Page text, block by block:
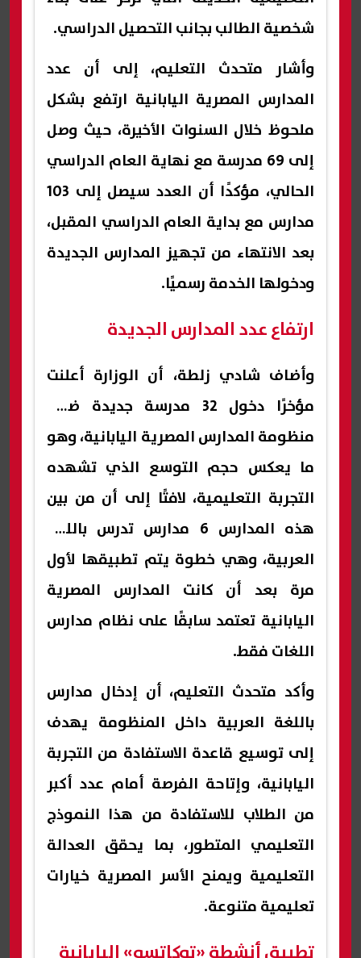
شخصية الطالب بجانب التحصيل الدراسي.
وأشار متحدث التعليم، إلى أن عدد
المدارس المصرية اليابانية ارتفع بشكل
ملحوظ خلال السنوات الأخيرة، حيث وصل
إلى 69 مدرسة مع نهاية العام الدراسي
الحالي، مؤكدًا أن العدد سيصل إلى 103
مدارس مع بداية العام الدراسي المقبل،
بعد الانتهاء من تجهيز المدارس الجديدة
ودخولها الخدمة رسميًا.
ارتفاع عدد المدارس الجديدة
وأضاف شادي زلطة، أن الوزارة أعلنت
مؤخرًا دخول 32 مدرسة جديدة ضمن
منظومة المدارس المصرية اليابانية، وهو
ما يعكس حجم التوسع الذي تشهده
التجربة التعليمية، لافتًا إلى أن من بين
هذه المدارس 6 مدارس تدرس باللغة
العربية، وهي خطوة يتم تطبيقها لأول
مرة بعد أن كانت المدارس المصرية
اليابانية تعتمد سابقًا على نظام مدارس
اللغات فقط.
وأكد متحدث التعليم، أن إدخال مدارس
باللغة العربية داخل المنظومة يهدف
إلى توسيع قاعدة الاستفادة من التجربة
اليابانية، وإتاحة الفرصة أمام عدد أكبر
من الطلاب للاستفادة من هذا النموذج
التعليمي المتطور، بما يحقق العدالة
التعليمية ويمنح الأسر المصرية خيارات
تعليمية متنوعة.